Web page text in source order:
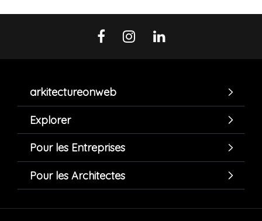
arkitectureonweb
Explorer
Pour les Entreprises
Pour les Architectes